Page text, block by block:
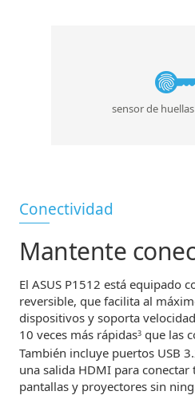
sensor de
Conectividad
Mantente
El ASUS P1512 está equipado
reversible, que facilita al
dispositivos y soporta
10 veces más rápidas3 que las
También incluye puertos USB
una salida HDMI para
pantallas y proyectores sin